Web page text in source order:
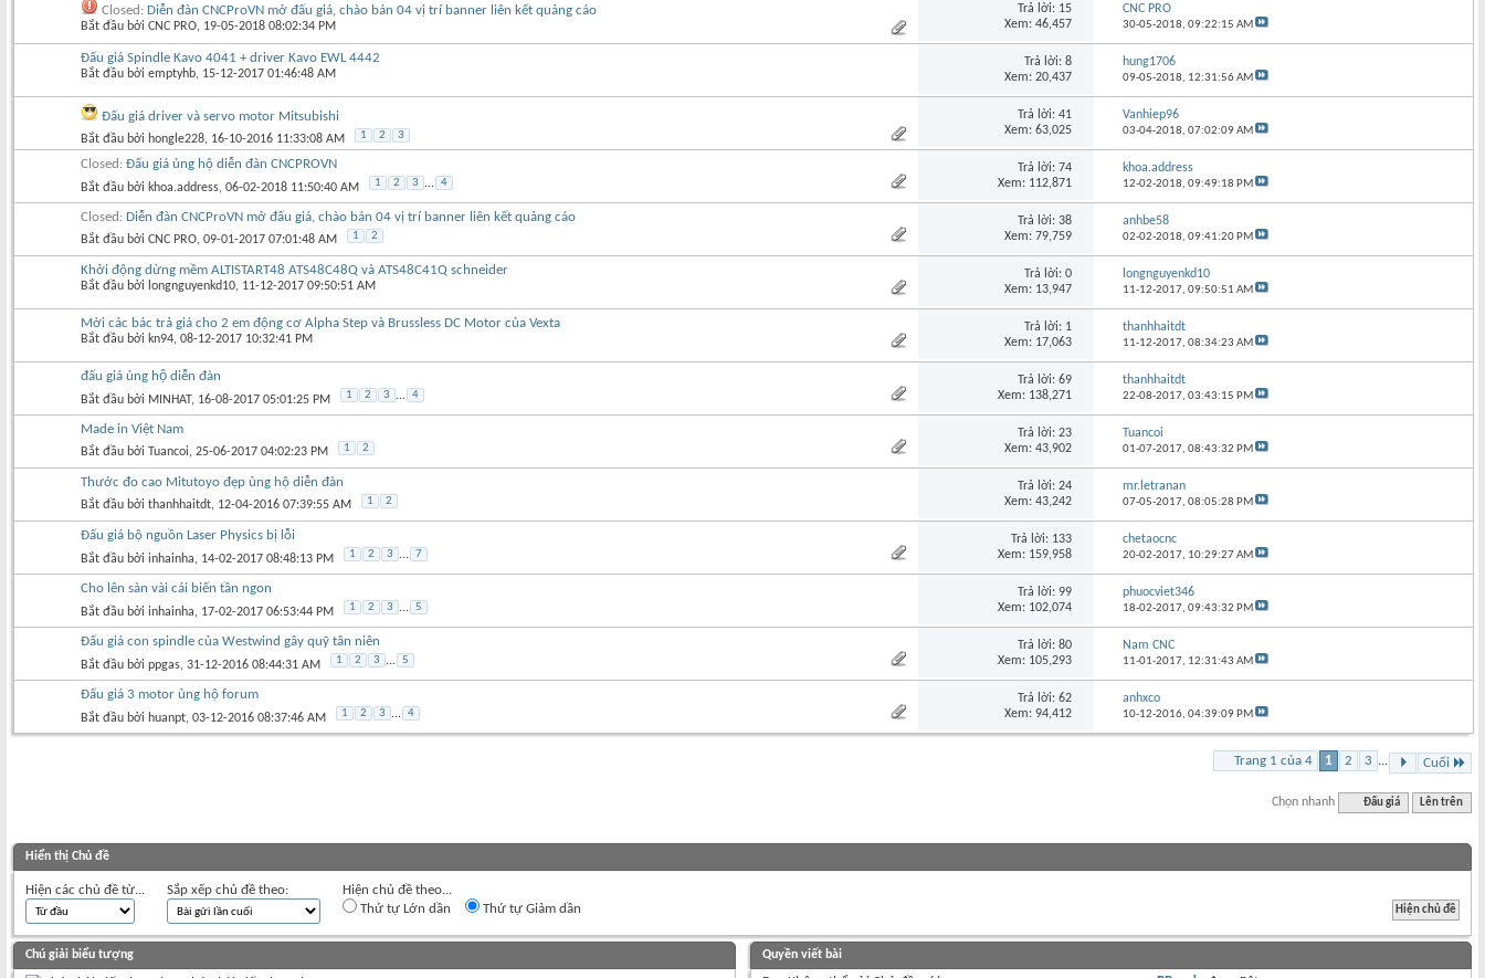
Closed: Diễn đàn CNCProVN mở đấu giá, chào bán 04 vị trí banner liên kết quảng cáo
Bắt đầu bởi CNC PRO‎, 19-05-2018 08:02:34 PM
Trả lời: 15
Xem: 46,457
CNC PRO
30-05-2018,09:22:15 AM
Đấu giá Spindle Kavo 4041 + driver Kavo EWL 4442
Bắt đầu bởi emptyhb‎, 15-12-2017 01:46:48 AM
Trả lời: 8
Xem: 20,437
hung1706
09-05-2018, 12:31:56 AM
Đấu giá driver và servo motor Mitsubishi
Bắt đầu bởi hongle228‎, 16-10-2016 11:33:08 AM 1 2 3
Trả lời: 41
Xem: 63,025
Vanhiep96
03-04-2018,07:02:09 AM
Closed: Đấu giá ủng hộ diễn đàn CNCPROVN
Bắt đầu bởi khoa.address‎, 06-02-2018 11:50:40 AM 1 2 3 ... 4
Trả lời: 74
Xem: 112,871
khoa.address
12-02-2018,09:49:18 PM
Closed: Diễn đàn CNCProVN mở đấu giá, chào bán 04 vị trí banner liên kết quảng cáo
Bắt đầu bởi CNC PRO‎, 09-01-2017 07:01:48 AM 1 2
Trả lời: 38
Xem: 79,759
anhbe58
02-02-2018,09:41:20 PM
Khởi động dừng mềm ALTISTART48 ATS48C48Q và ATS48C41Q schneider
Bắt đầu bởi longnguyenkd10‎, 11-12-2017 09:50:51 AM
Trả lời: 0
Xem: 13,947
longnguyenkd10
11-12-2017,09:50:51 AM
Mời các bác trả giá cho 2 em động cơ Alpha Step và Brussless DC Motor của Vexta
Bắt đầu bởi kn94‎, 08-12-2017 10:32:41 PM
Trả lời: 1
Xem: 17,063
thanhhaitdt
11-12-2017,08:34:23 AM
đấu giá ủng hộ diễn đàn
Bắt đầu bởi MINHAT‎, 16-08-2017 05:01:25 PM 1 2 3 ... 4
Trả lời: 69
Xem: 138,271
thanhhaitdt
22-08-2017,03:43:15 PM
Made in Việt Nam
Bắt đầu bởi Tuancoi‎, 25-06-2017 04:02:23 PM 1 2
Trả lời: 23
Xem: 43,902
Tuancoi
01-07-2017,08:43:32 PM
Thước đo cao Mitutoyo đẹp ủng hộ diễn đàn
Bắt đầu bởi thanhhaitdt‎, 12-04-2016 07:39:55 AM 1 2
Trả lời: 24
Xem: 43,242
mr.letranan
07-05-2017,08:05:28 PM
Đấu giá bộ nguồn Laser Physics bị lỗi
Bắt đầu bởi inhainha‎, 14-02-2017 08:48:13 PM 1 2 3 ... 7
Trả lời: 133
Xem: 159,958
chetaocnc
20-02-2017, 10:29:27 AM
Cho lên sàn vài cái biến tần ngon
Bắt đầu bởi inhainha‎, 17-02-2017 06:53:44 PM 1 2 3 ... 5
Trả lời: 99
Xem: 102,074
phuocviet346
18-02-2017,09:43:32 PM
Đấu giá con spindle của Westwind gây quỹ tân niên
Bắt đầu bởi ppgas‎, 31-12-2016 08:44:31 AM 1 2 3 ... 5
Trả lời: 80
Xem: 105,293
Nam CNC
11-01-2017, 12:31:43 AM
Đấu giá 3 motor ủng hộ forum
Bắt đầu bởi huanpt‎, 03-12-2016 08:37:46 AM 1 2 3 ... 4
Trả lời: 62
Xem: 94,412
anhxco
10-12-2016,04:39:09 PM
Trang 1 của 4 1 2 3 ... Cuối
Chọn nhanh Đấu giá Lên trên
Hiển thị Chủ đề
Hiện các chủ đề từ... Sắp xếp chủ đề theo:
Hiện chủ đề theo...
Thứ tự Lớn dần
Thứ tự Giảm dần
Chú giải biểu tượng Quyền viết bài